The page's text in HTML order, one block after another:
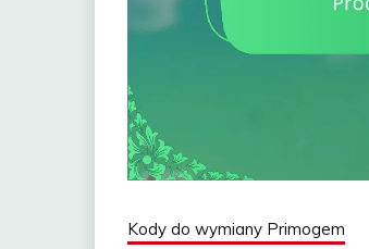
Kody do wymiany Primogem